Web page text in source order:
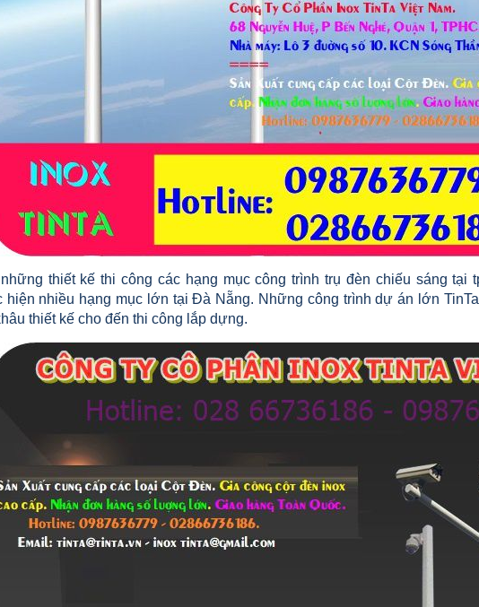
thiết kế thi công các hạng mục công trình trụ đèn chiếu sáng tại
hiện nhiều hạng mục lớn tại Đà Nẵng. Những công trình dự án lớn
thiết kế cho đến thi công lắp dựng.